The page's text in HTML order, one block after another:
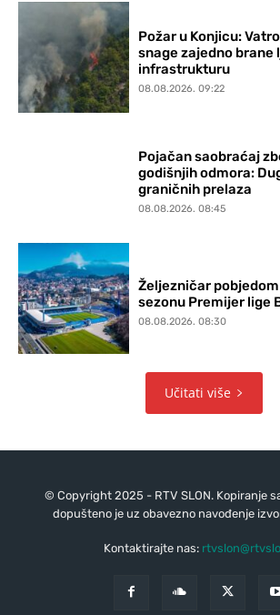
Požar u Konjicu:
snage zajedno brane
infrastrukturu
08.08.2026. 09:22
Pojačan saobraćaj
godišnjih odmora:
graničnih prelaza
08.08.2026. 08:45
Željezničar
sezonu Premijer lige
08.08.2026. 08:30
Učitati više
© Copyright 2025 - RTV SLON. Kopiranje
dopušteno je uz obavezno navođenje
Kontaktirajte nas: